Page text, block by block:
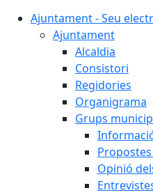
Ajuntament - Seu
Ajuntament
Alcaldia
Consistori
Regidories
Organigrama
Grups
Opinió